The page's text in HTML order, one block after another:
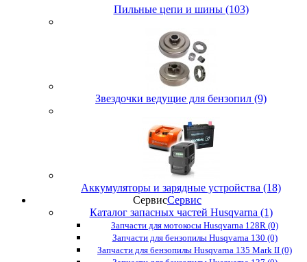
Пильные цепи и шины (103)
Звездочки ведущие для бензопил (9)
Аккумуляторы и зарядные устройства (18)
СервисСервис
Каталог запасных частей Husqvarna (1)
Запчасти для мотокосы Husqvarna 128R (0)
Запчасти для бензопилы Husqvarna 130 (0)
Запчасти для бензопилы Husqvarna 135 Mark II (0)